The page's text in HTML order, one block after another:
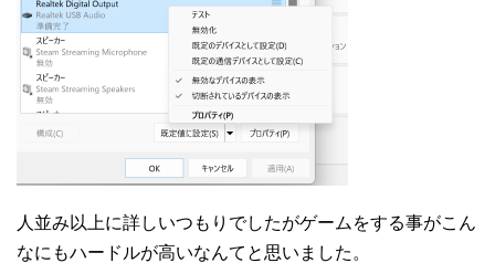
人並み以上に詳しいつもりでしたがゲームをする事がこん
なにもハードルが高いなんてと思いました。